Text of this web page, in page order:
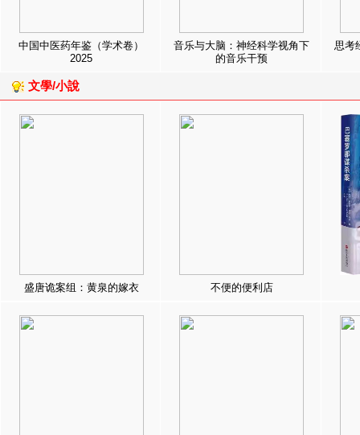
中国中医药年鉴（学术卷）
2025
音乐与大脑：神经科学视角下
的音乐干预
思考
文學/小說
盛唐诡案组：黄泉的嫁衣 不便的便利店